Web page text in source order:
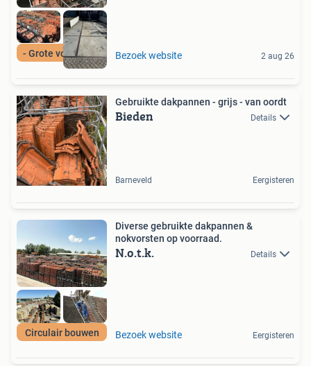
- Grote voorraad - Bezoek website 2 aug 26
Gebruikte dakpannen - grijs - van oordt
Bieden Details
Barneveld Eergisteren
Circulair bouwen
Diverse gebruikte dakpannen &
nokvorsten op voorraad.
N.o.t.k. Details
Bezoek website Eergisteren